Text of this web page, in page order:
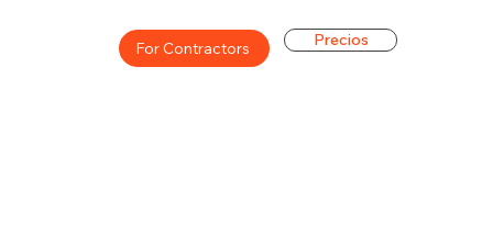
For Contractors Precios